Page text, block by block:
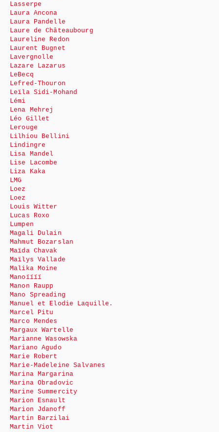
Lasserpe
Laura Ancona
Laura Pandelle
Laure de Châteaubourg
Laureline Redon
Laurent Bugnet
Lavergnolle
Lazare Lazarus
LeBecq
Lefred-Thouron
Leïla Sidi-Mohand
Lémi
Lena Mehrej
Léo Gillet
Lerouge
Lilhiou Bellini
Lindingre
Lisa Mandel
Lise Lacombe
Liza Kaka
LMG
Loez
Loez
Louis Witter
Lucas Roxo
Lumpen
Magali Dulain
Mahmut Bozarslan
Maïda Chavak
Maïlys Vallade
Malika Moine
Manoïïïï
Manon Raupp
Mano Spreading
Manuel et Elodie Laquille.
Marcel Pitu
Marco Mendes
Margaux Wartelle
Marianne Wasowska
Mariano Agudo
Marie Robert
Marie-Madeleine Salvanes
Marina Margarina
Marina Obradovic
Marine Summercity
Marion Esnault
Marion Jdanoff
Martin Barzilai
Martin Viot